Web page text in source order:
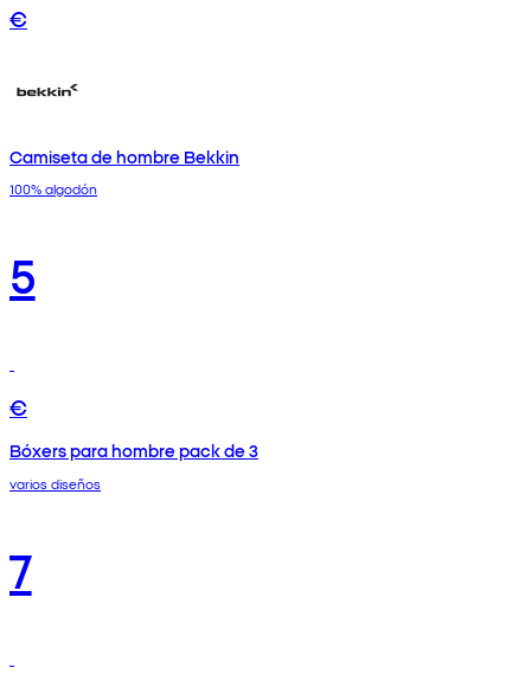
€
Camiseta de hombre Bekkin
100% algodón
5
€
Bóxers para hombre pack de 3
varios diseños
7